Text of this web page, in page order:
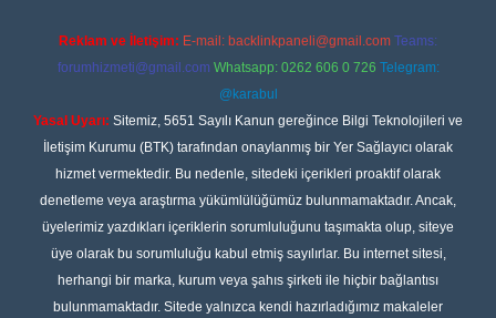
Reklam ve İletişim: E-mail: backlinkpaneli@gmail.com Teams:
forumhizmeti@gmail.com Whatsapp: 0262 606 0 726 Telegram:
@karabul
Yasal Uyarı: Sitemiz, 5651 Sayılı Kanun gereğince Bilgi Teknolojileri ve
İletişim Kurumu (BTK) tarafından onaylanmış bir Yer Sağlayıcı olarak
hizmet vermektedir. Bu nedenle, sitedeki içerikleri proaktif olarak
denetleme veya araştırma yükümlülüğümüz bulunmamaktadır. Ancak,
üyelerimiz yazdıkları içeriklerin sorumluluğunu taşımakta olup, siteye
üye olarak bu sorumluluğu kabul etmiş sayılırlar. Bu internet sitesi,
herhangi bir marka, kurum veya şahıs şirketi ile hiçbir bağlantısı
bulunmamaktadır. Sitede yalnızca kendi hazırladığımız makaleler